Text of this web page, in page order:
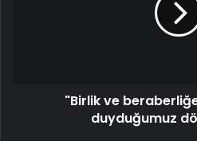
"Birlik ve
duyduğumuz